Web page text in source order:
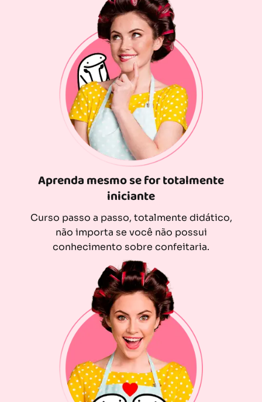
Aprenda mesmo se for totalmente
iniciante
Curso passo a passo, totalmente didático,
não importa se você não possui
conhecimento sobre confeitaria.